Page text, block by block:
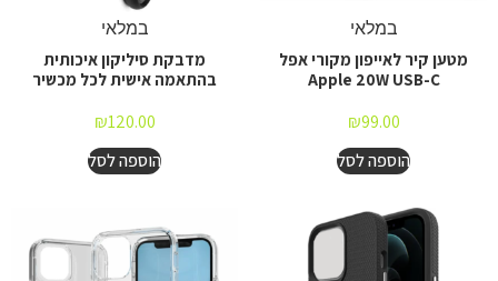
במלאי
מטען קיר לאייפון מקורי אפל
Apple 20W USB-C
₪99.00
הוספה לסל
במלאי
מדבקת סיליקון איכותית
בהתאמה אישית לכל מכשיר
₪120.00
הוספה לסל